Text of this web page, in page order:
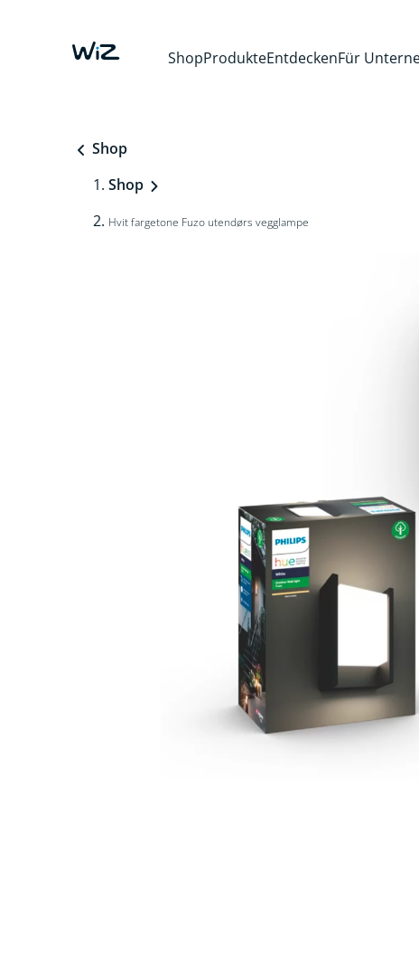
ShopProdukteEntdeckenFür
Shop
Shop
Hvit fargetone Fuzo utendørs vegglampe